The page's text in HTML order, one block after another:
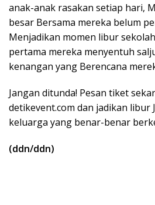
anak-anak rasakan setiap hari,
besar Bersama mereka belum
Menjadikan momen libur
pertama mereka menyentuh
kenangan yang Berencana
Jangan ditunda! Pesan tiket
detikevent.com dan jadikan libur
keluarga yang benar-benar
(ddn/ddn)